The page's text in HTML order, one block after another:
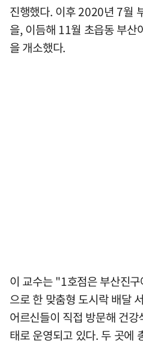
진행했다. 이후 2020년 7월
을, 이듬해 11월 초읍동 부산
을 개소했다.
이 교수는 "1호점은 부산진
으로 한 맞춤형 도시락 배달
어르신들이 직접 방문해 건
태로 운영되고 있다. 두 곳에